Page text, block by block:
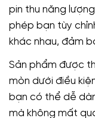
pin thu năng
phép bạn tùy
khác nhau, đảm
Sản phẩm được
mòn dưới điều
bạn có thể dễ
mà không mất